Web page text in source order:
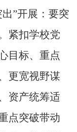
”开展：要突
紧扣学校党
目标、重点
更宽视野谋
资产统筹适
点突破带动